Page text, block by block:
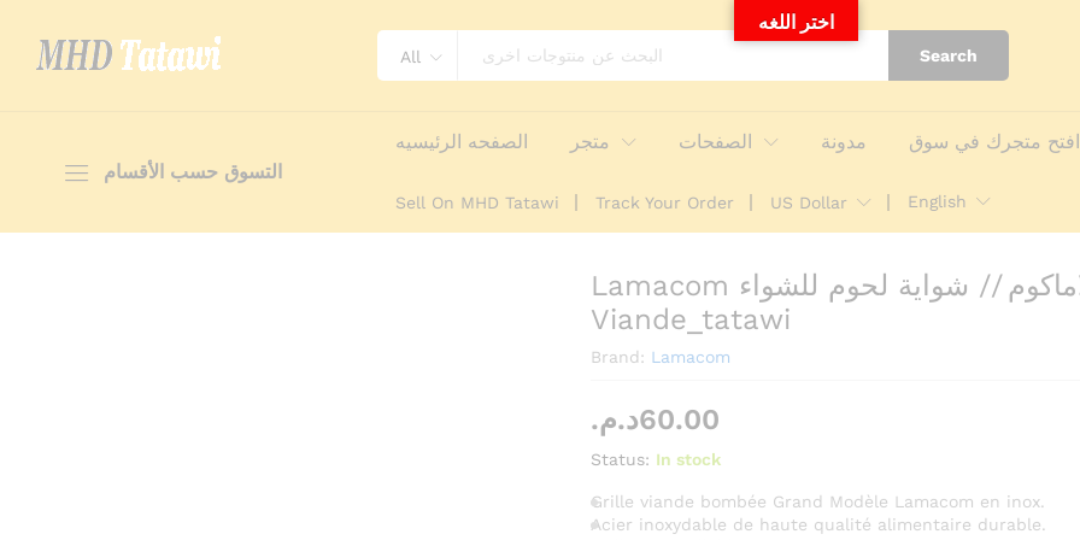
All Search
التسوق حسب الأقسام
الصفحه الرئيسيه متجر الصفحات مدونة افتح متجرك في سوق
Sell On MHD Tatawi Track Your Order US Dollar English
Lamacom لاماكوم // شواية لحوم للشواء // grille
Viande_tatawi
Brand: Lamacom
60.00د.م.
Status: In stock
Grille viande bombée Grand Modèle Lamacom en inox.
Acier inoxydable de haute qualité alimentaire durable.
اختر اللغه
وصف Reviews (0) More Offers tatawi Enquiries